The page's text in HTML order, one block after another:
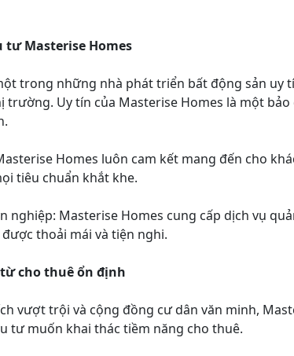
tư Masterise Homes
trong những nhà phát triển bất động sản uy
trường. Uy tín của Masterise Homes là một
Homes luôn cam kết mang đến cho
tiêu chuẩn khắt khe.
nghiệp: Masterise Homes cung cấp dịch vụ
thoải mái và tiện nghi.
cho thuê ổn định
vượt trội và cộng đồng cư dân văn minh,
tư muốn khai thác tiềm năng cho thuê.